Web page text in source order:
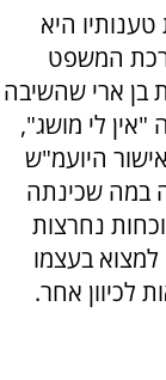
היא
המשפט
בן ארי שהשיבה
"אין לי מושג",
היועמ"ש
במה שכינתה
נחרצות
בעצמו
לכיוון אחר.